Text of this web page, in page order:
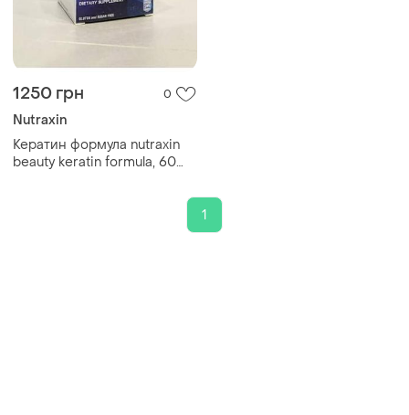
1250 грн 0
Nutraxin
Кератин формула nutraxin
beauty keratin formula, 60
1